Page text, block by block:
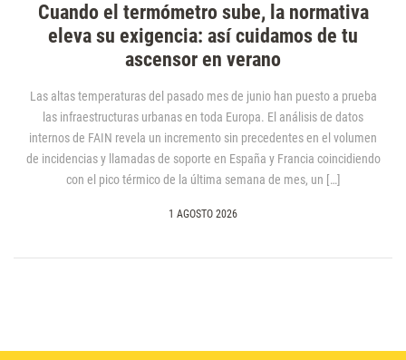
Cuando el termómetro sube, la normativa
eleva su exigencia: así cuidamos de tu
ascensor en verano
Las altas temperaturas del pasado mes de junio han puesto a prueba
las infraestructuras urbanas en toda Europa. El análisis de datos
internos de FAIN revela un incremento sin precedentes en el volumen
de incidencias y llamadas de soporte en España y Francia coincidiendo
con el pico térmico de la última semana de mes, un […]
1 AGOSTO 2026